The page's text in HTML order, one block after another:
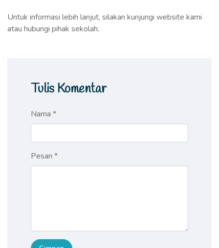
Untuk informasi lebih lanjut, silakan kunjungi website kami
atau hubungi pihak sekolah.
Tulis Komentar
Nama *
Pesan *